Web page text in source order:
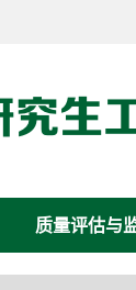
质量评估与